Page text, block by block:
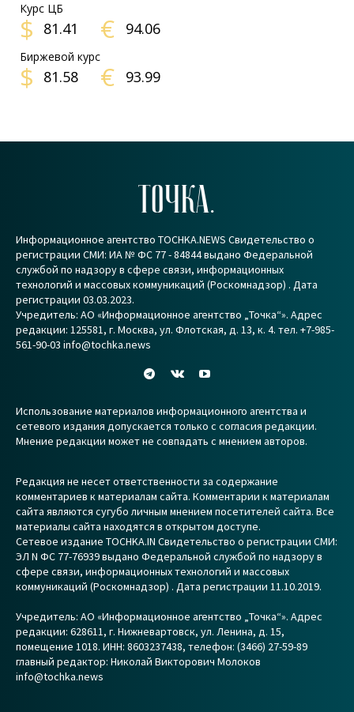
Курс ЦБ
$ 81.41 € 94.06
Биржевой курс
$ 81.58 € 93.99
ТОЧКА.
Информационное агентство TOCHKA.NEWS Свидетельство о
регистрации СМИ: ИА № ФС 77 - 84844 выдано Федеральной
службой по надзору в сфере связи, информационных
технологий и массовых коммуникаций (Роскомнадзор) . Дата
регистрации 03.03.2023.
Учредитель: АО «Информационное агентство „Точка“». Адрес
редакции: 125581, г. Москва, ул. Флотская, д. 13, к. 4. тел. +7-985-
561-90-03 info@tochka.news
Использование материалов информационного агентства и
сетевого издания допускается только с согласия редакции.
Мнение редакции может не совпадать с мнением авторов.
Редакция не несет ответственности за содержание
комментариев к материалам сайта. Комментарии к материалам
сайта являются сугубо личным мнением посетителей сайта. Все
материалы сайта находятся в открытом доступе.
Сетевое издание TOCHKA.IN Свидетельство о регистрации СМИ:
ЭЛ N ФС 77-76939 выдано Федеральной службой по надзору в
сфере связи, информационных технологий и массовых
коммуникаций (Роскомнадзор) . Дата регистрации 11.10.2019.
Учредитель: АО «Информационное агентство „Точка“». Адрес
редакции: 628611, г. Нижневартовск, ул. Ленина, д. 15,
помещение 1018. ИНН: 8603237438, телефон: (3466) 27-59-89
главный редактор: Николай Викторович Молоков
info@tochka.news